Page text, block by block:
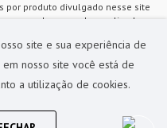
site e sua experiência de
nosso site você está de
a utilização de cookies.
por produto divulgado nesse site
sendo as vendas realizadas
comunicação e são exclusivos
obrigação de prática similar nas
as imagens dos produtos são
62.270.186/0011-28
- (11) 5445-1010